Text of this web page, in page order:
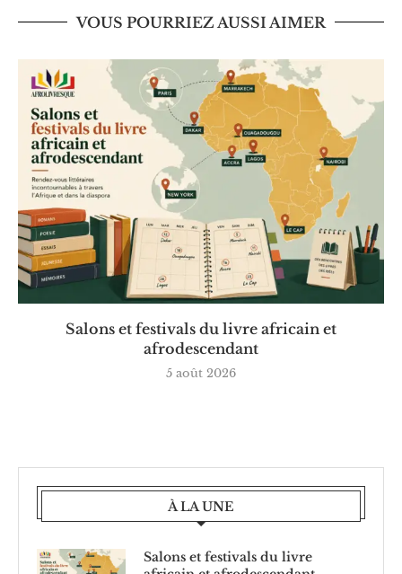
VOUS POURRIEZ AUSSI AIMER
Salons et festivals du livre africain et
afrodescendant
5 août 2026
À LA UNE
Salons et festivals du livre